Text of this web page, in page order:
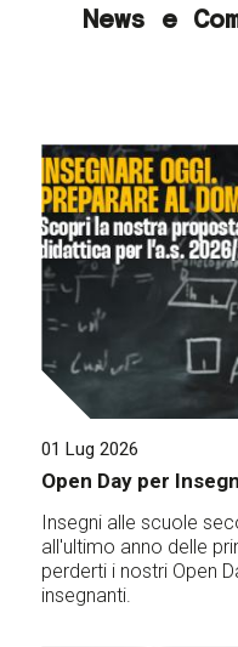
News e
01 Lug 2026
Open Day per
Insegni alle scuole
all'ultimo anno delle
perderti i nostri Open
insegnanti.